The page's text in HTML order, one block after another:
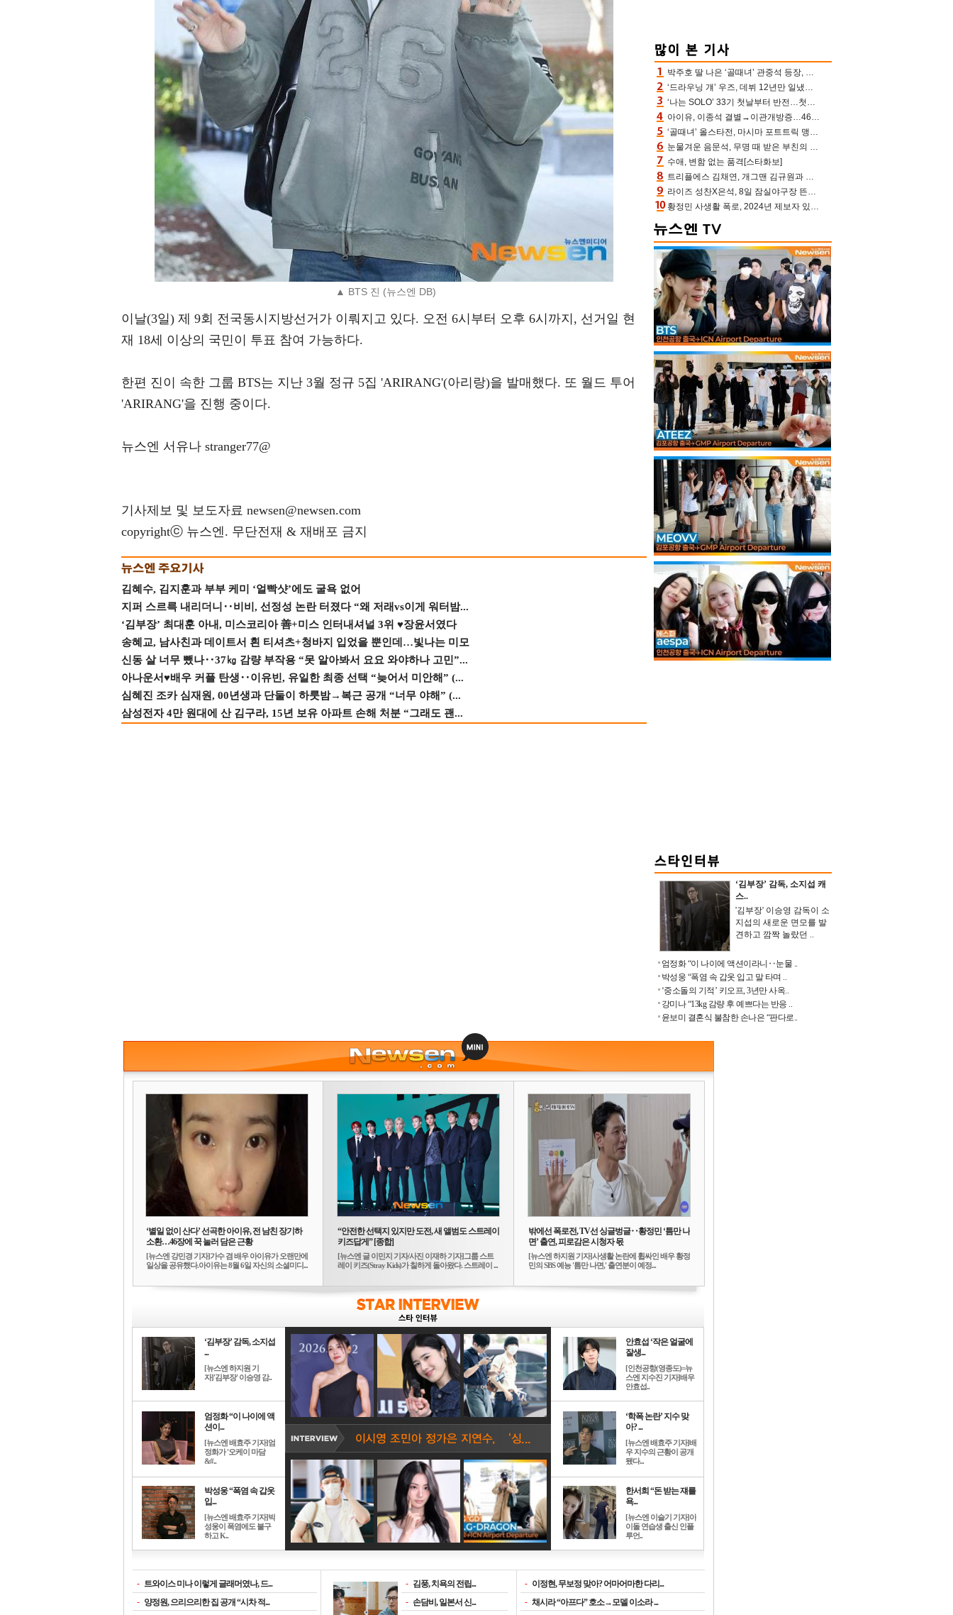
▲ BTS 진 (뉴스엔 DB)
이날(3일) 제 9회 전국동시지방선거가 이뤄지고 있다. 오전 6시부터 오후 6시까지, 선거일 현
재 18세 이상의 국민이 투표 참여 가능하다.
한편 진이 속한 그룹 BTS는 지난 3월 정규 5집 'ARIRANG'(아리랑)을 발매했다. 또 월드 투어
'ARIRANG'을 진행 중이다.
뉴스엔 서유나 stranger77@
기사제보 및 보도자료 newsen@newsen.com
copyrightⓒ 뉴스엔. 무단전재 & 재배포 금지
김혜수, 김지훈과 부부 케미 ‘얼빡샷’에도 굴욕 없어
지퍼 스르륵 내리더니‥비비, 선정성 논란 터졌다 “왜 저래vs이게 워터밤...
‘김부장’ 최대훈 아내, 미스코리아 善+미스 인터내셔널 3위 ♥장윤서였다
송혜교, 남사친과 데이트서 흰 티셔츠+청바지 입었을 뿐인데…빛나는 미모
신동 살 너무 뺐나‥37㎏ 감량 부작용 “못 알아봐서 요요 와야하나 고민”...
아나운서♥배우 커플 탄생‥이유빈, 유일한 최종 선택 “늦어서 미안해” (...
심혜진 조카 심재원, 00년생과 단둘이 하룻밤→복근 공개 “너무 야해” (...
삼성전자 4만 원대에 산 김구라, 15년 보유 아파트 손해 처분 “그래도 괜...
박주호 딸 나은 ‘골때녀’ 관중석 등장, 김민재 복제인간 보고 혼란 [결정적장면]
‘드라우닝 걔’ 우즈, 데뷔 12년만 일냈다…체조경기장 입성 확정
‘나는 SOLO’ 33기 첫날부터 반전…첫인상 0표 영호, 호감남 급부상
아이유, 이종석 결별→이관개방증…46장 꽉 채운 유애나 ♥ “열심히 사는 중”
‘골때녀’ 올스타전, 마시마 포트트릭 맹추격전 5:4 골 잔치 ‘짜릿’ [어제TV]
눈물겨운 음문석, 무명 때 받은 부친의 전재산→폐암 父 세상 떠나기 전 여행(유퀴즈)[어제TV]
수애, 변함 없는 품격[스타화보]
트리플에스 김채연, 개그맨 김규원과 함께 프리뷰쇼 진행 [포토엔HD]
라이즈 성찬X은석, 8일 잠실야구장 뜬다…시구 시타+특별공연까지
황정민 사생활 폭로, 2024년 제보자 있었나 “네가 회사에 전화했니” 녹취록 공개 파장
‘김부장’ 감독, 소지섭 캐
스..
'김부장' 이승영 감독이 소
지섭의 새로운 면모를 발
견하고 깜짝 놀랐던 ..
엄정화 “이 나이에 액션이라니‥눈물 ..
박성웅 “폭염 속 갑옷 입고 말 타며 ..
‘중소돌의 기적’ 키오프, 3년만 사옥..
강미나 “13kg 감량 후 예쁘다는 반응 ..
윤보미 결혼식 불참한 손나은 “판다로..
‘별일 없이 산다’ 선곡한 아이유, 전 남친 장기하
소환…46장에 꾹 눌러 담은 근황
[뉴스엔 강민경 기자]가수 겸 배우 아이유가 오랜만에
일상을 공유했다.아이유는 8월 6일 자신의 소셜미디...
“안전한 선택지 있지만 도전, 새 앨범도 스트레이
키즈답게” [종합]
[뉴스엔 글 이민지 기자/사진 이재하 기자]그룹 스트
레이 키즈(Stray Kids)가 칠하게 돌아왔다. 스트레이 ...
밖에선 폭로전, TV선 싱글벙글‥황정민 ‘틈만 나
면’ 출연, 피로감은 시청자 몫
[뉴스엔 하지원 기자]사생활 논란에 휩싸인 배우 황정
민의 SBS 예능 '틈만 나면,' 출연분이 예정...
‘김부장’ 감독, 소지섭
...
[뉴스엔 하지원 기
자]'김부장' 이승영 감..
엄정화 “이 나이에 액
션이...
[뉴스엔 배효주 기자]엄
정화가 '오케이 마담
&#..
박성웅 “폭염 속 갑옷
입...
[뉴스엔 배효주 기자]박
성웅이 폭염에도 불구
하고 K..
안효섭 ‘작은 얼굴에
잘생...
[인천공항(영종도)=뉴
스엔 지수진 기자]배우
안효섭..
‘학폭 논란’ 지수 맞
아? ...
[뉴스엔 배효주 기자]배
우 지수의 근황이 공개
됐다...
한서희 “돈 받는 쟤를
욕...
[뉴스엔 이슬기 기자]아
이돌 연습생 출신 인플
루언..
- 트와이스 미나 이렇게 글래머였나, 드...
- 양정원, 으리으리한 집 공개 “시차 적...
- 김풍, 치욕의 전립...
- 손담비, 일본서 신...
- 이정현, 무보정 맞아? 어마어마한 다리...
- 채시라 “아프다” 호소→모델 이소라 ...